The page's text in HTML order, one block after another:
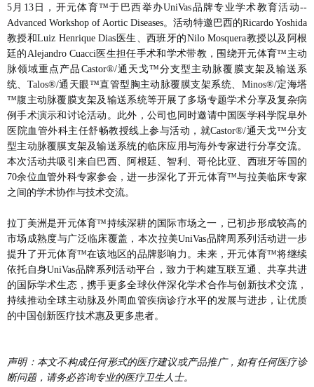
5月13日，开元体育™于巴西举办UniVas品牌专业学术教育活动--
Advanced Workshop of Aortic Diseases。活动特邀巴西的Ricardo Yoshida
教授和Luiz Henrique Dias医生、西班牙的Nilo Mosquera教授以及阿根
廷的Alejandro Cuacci医生担任手术和学术带教，围绕开元体育™主动
脉领域重点产品Castor®/通天戈™分支型主动脉覆膜支架及输送系
统、Talos®/通天眼™直管型胸主动脉覆膜支架系统、Minos®/定海塔
™腹主动脉覆膜支架及输送系统等开展了多场专题学术分享及复杂病
例手术演示和讨论活动。此外，公司也同时邀请中国医学科学院阜外
医院血管外科主任舒畅教授线上参与活动，就Castor®/通天戈™分支
型主动脉覆膜支架及输送系统的临床应用与海外专家进行分享交流。
本次活动共吸引来自巴西、阿根廷、智利、哥伦比亚、西班牙等国的
70余位血管外科专家参会，进一步深化了开元体育™与拉美临床专家
之间的学术协作与技术交流。
拉丁美洲是开元体育™持续深耕的国际市场之一，已初步形成较高的
市场成熟度与广泛临床覆盖，本次拉美UniVas品牌周系列活动进一步
提升了开元体育™在该地区的品牌影响力。未来，开元体育™将继续
依托自身UniVas品牌系列活动平台，致力于构建互联互通、共享共进
的国际学术生态，携手更多全球伙伴深化学术合作与创新技术交流，
持续推动全球主动脉及外周血管疾病诊疗水平的发展与进步，让优质
的中国创新医疗技术惠及更多患者。
声明：本文不构成任何形式的医疗建议或产品推广，如有任何医疗诊
断问题，请务必咨询专业的医疗卫生人士。